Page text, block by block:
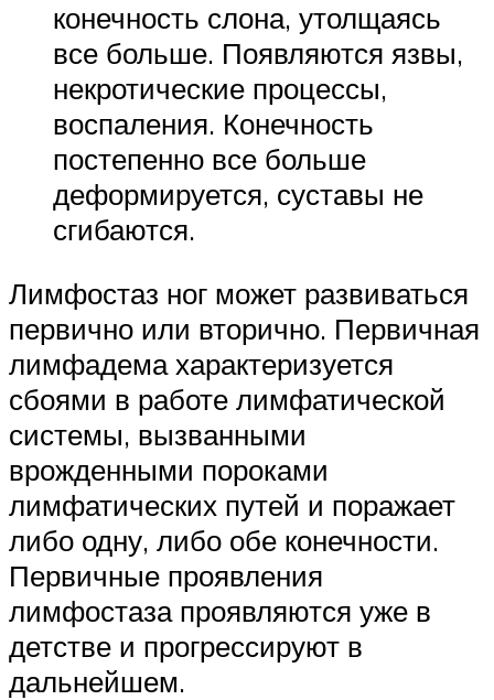
конечность слона, утолщаясь
все больше. Появляются язвы,
некротические процессы,
воспаления. Конечность
постепенно все больше
деформируется, суставы не
сгибаются.
Лимфостаз ног может развиваться
первично или вторично. Первичная
лимфадема характеризуется
сбоями в работе лимфатической
системы, вызванными
врожденными пороками
лимфатических путей и поражает
либо одну, либо обе конечности.
Первичные проявления
лимфостаза проявляются уже в
детстве и прогрессируют в
дальнейшем.